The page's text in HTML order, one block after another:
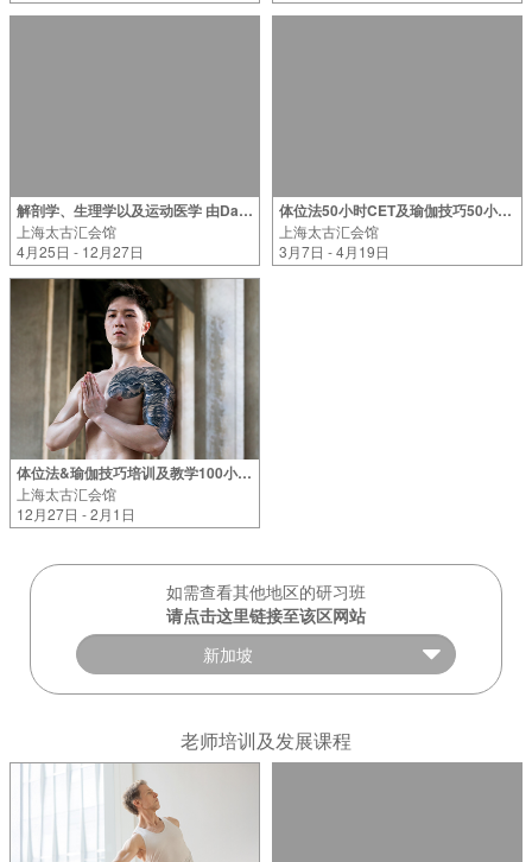
解剖学、生理学以及运动医学 由Darren Li老师指导（2026年）
上海太古汇会馆
4月25日 - 12月27日
体位法50小时CET及瑜伽技巧50小时CET 由Ocean Liang老师指导（2026年）
上海太古汇会馆
3月7日 - 4月19日
体位法&瑜伽技巧培训及教学100小时培训 由Yu Zhang老师指导（周末班）
上海太古汇会馆
12月27日 - 2月1日
如需查看其他地区的研习班
请点击这里链接至该区网站
老师培训及发展课程